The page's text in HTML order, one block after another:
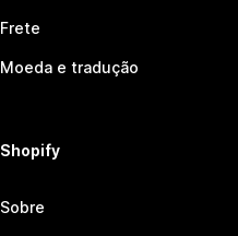
Frete
Moeda e tradução
Shopify
Sobre